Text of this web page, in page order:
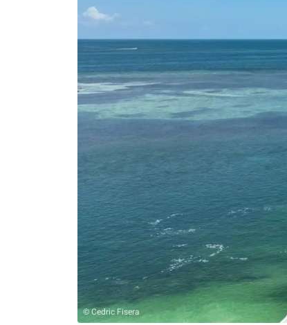
© Cedric Fisera